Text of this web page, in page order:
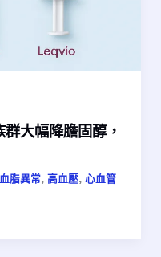
大幅降膽固醇，
血脂異常, 高血壓, 心血管